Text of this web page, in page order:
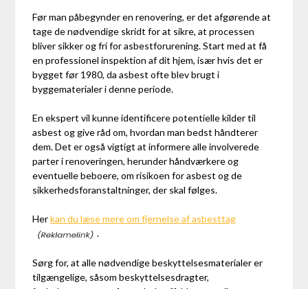
Før man påbegynder en renovering, er det afgørende at
tage de nødvendige skridt for at sikre, at processen
bliver sikker og fri for asbestforurening. Start med at få
en professionel inspektion af dit hjem, især hvis det er
bygget før 1980, da asbest ofte blev brugt i
byggematerialer i denne periode.
En ekspert vil kunne identificere potentielle kilder til
asbest og give råd om, hvordan man bedst håndterer
dem. Det er også vigtigt at informere alle involverede
parter i renoveringen, herunder håndværkere og
eventuelle beboere, om risikoen for asbest og de
sikkerhedsforanstaltninger, der skal følges.
Herkan du læse mere om fjernelse af asbesttag
.
Sørg for, at alle nødvendige beskyttelsesmaterialer er
tilgængelige, såsom beskyttelsesdragter,